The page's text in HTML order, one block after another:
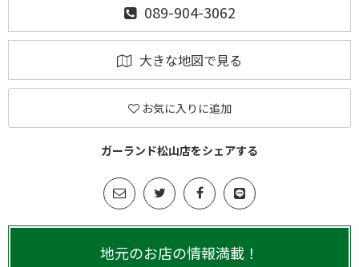
089-904-3062
大きな地図で見る
お気に入りに追加
ガーランド松山店をシェアする
地元のお店の情報満載！